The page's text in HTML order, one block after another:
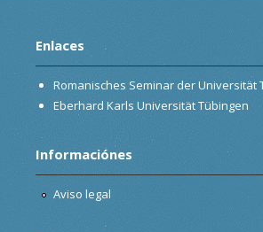
Enlaces
Romanisches Seminar der Universität
Eberhard Karls Universität Tübingen
Informaciónes
Aviso legal